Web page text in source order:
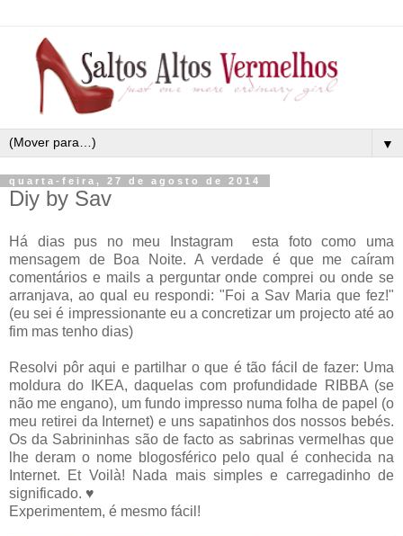
▼
quarta-feira, 27 de agosto de 2014
Diy by Sav
Há dias pus no meu Instagram esta foto como uma
mensagem de Boa Noite. A verdade é que me caíram
comentários e mails a perguntar onde comprei ou onde se
arranjava, ao qual eu respondi: "Foi a Sav Maria que fez!"
(eu sei é impressionante eu a concretizar um projecto até ao
fim mas tenho dias)
Resolvi pôr aqui e partilhar o que é tão fácil de fazer: Uma
moldura do IKEA, daquelas com profundidade RIBBA (se
não me engano), um fundo impresso numa folha de papel (o
meu retirei da Internet) e uns sapatinhos dos nossos bebés.
Os da Sabrininhas são de facto as sabrinas vermelhas que
lhe deram o nome blogosférico pelo qual é conhecida na
Internet. Et Voilà! Nada mais simples e carregadinho de
significado. ♥
Experimentem, é mesmo fácil!